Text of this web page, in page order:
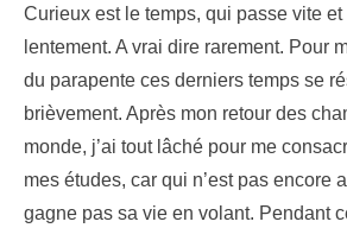
Curieux est le temps, qui passe vite et
lentement. A vrai dire rarement. Pour
du parapente ces derniers temps se
brièvement. Après mon retour des
monde, j’ai tout lâché pour me
mes études, car qui n’est pas encore
gagne pas sa vie en volant. Pendant